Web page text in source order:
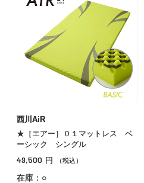
西川AiR
★［エアー］０１マットレス ベ
ーシック シングル
49,500 円 （税込）
在庫：○